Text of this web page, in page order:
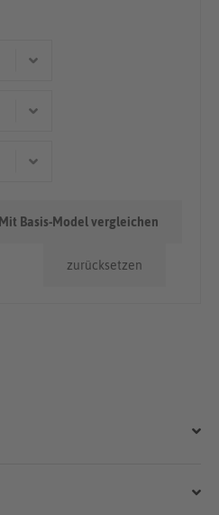
zurücksetzen
Mit Basis-Model vergleichen